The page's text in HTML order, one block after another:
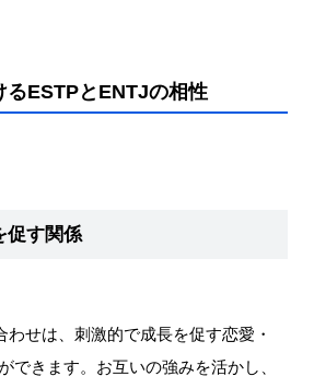
るESTPとENTJの相性
促す関係
わせは、刺激的で成長を促す恋愛・
できます。お互いの強みを活かし、